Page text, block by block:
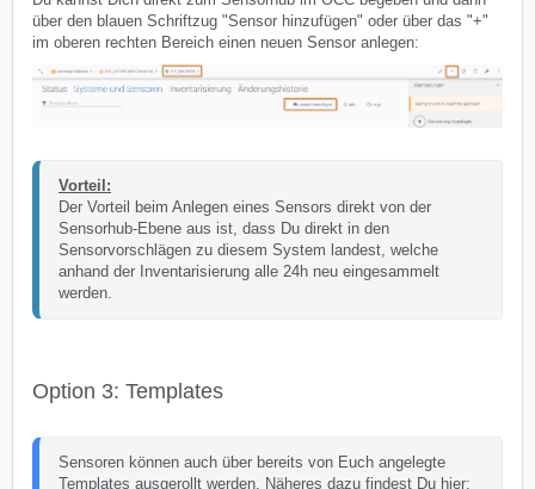
über den blauen Schriftzug "Sensor hinzufügen" oder über das "+"
im oberen rechten Bereich einen neuen Sensor anlegen:
Vorteil:
Der Vorteil beim Anlegen eines Sensors direkt von der
Sensorhub-Ebene aus ist, dass Du direkt in den
Sensorvorschlägen zu diesem System landest, welche
anhand der Inventarisierung alle 24h neu eingesammelt
werden.
Option 3: Templates
Sensoren können auch über bereits von Euch angelegte